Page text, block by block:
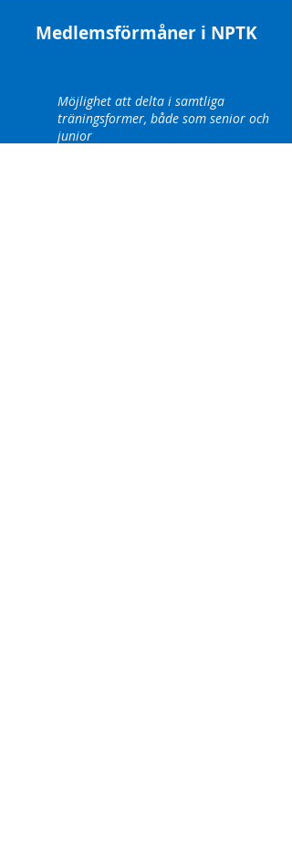
Medlemsförmåner i NPTK
Möjlighet att delta i samtliga
träningsformer, både som senior och
junior